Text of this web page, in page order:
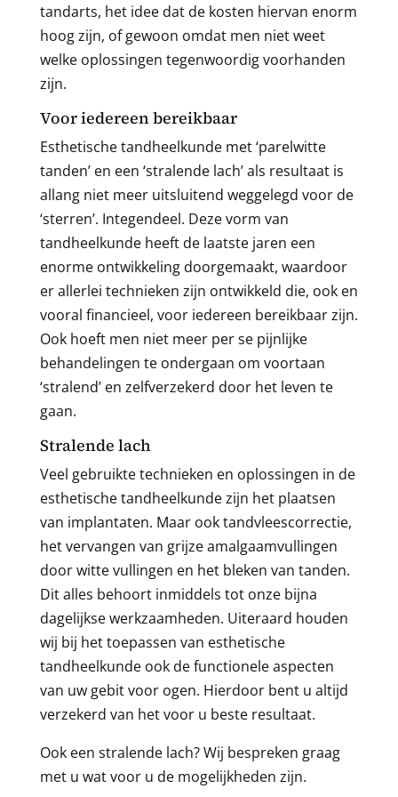
tandarts, het idee dat de kosten hiervan enorm
hoog zijn, of gewoon omdat men niet weet
welke oplossingen tegenwoordig voorhanden
zijn.
Voor iedereen bereikbaar
Esthetische tandheelkunde met ‘parelwitte
tanden’ en een ‘stralende lach’ als resultaat is
allang niet meer uitsluitend weggelegd voor de
‘sterren’. Integendeel. Deze vorm van
tandheelkunde heeft de laatste jaren een
enorme ontwikkeling doorgemaakt, waardoor
er allerlei technieken zijn ontwikkeld die, ook en
vooral financieel, voor iedereen bereikbaar zijn.
Ook hoeft men niet meer per se pijnlijke
behandelingen te ondergaan om voortaan
‘stralend’ en zelfverzekerd door het leven te
gaan.
Stralende lach
Veel gebruikte technieken en oplossingen in de
esthetische tandheelkunde zijn het plaatsen
van implantaten. Maar ook tandvleescorrectie,
het vervangen van grijze amalgaamvullingen
door witte vullingen en het bleken van tanden.
Dit alles behoort inmiddels tot onze bijna
dagelijkse werkzaamheden. Uiteraard houden
wij bij het toepassen van esthetische
tandheelkunde ook de functionele aspecten
van uw gebit voor ogen. Hierdoor bent u altijd
verzekerd van het voor u beste resultaat.
Ook een stralende lach? Wij bespreken graag
met u wat voor u de mogelijkheden zijn.